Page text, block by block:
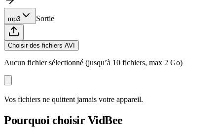
mp3 Sortie
Choisir des fichiers AVI
Aucun fichier sélectionné (jusqu’à 10 fichiers, max 2 Go)
Vos fichiers ne quittent jamais votre appareil.
Pourquoi choisir VidBee